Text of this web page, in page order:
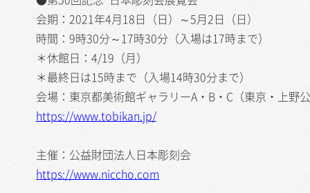
会期：2021年4月18日（日）～5月2日（日）
時間：9時30分～17時30分（入場は17時まで）
＊休館日：4/19（月）
＊最終日は15時まで（入場14時30分まで）
会場：東京都美術館ギャラリーA・B・C（東京・上野
https://www.tobikan.jp/
主催：公益財団法人日本彫刻会
https://www.niccho.com